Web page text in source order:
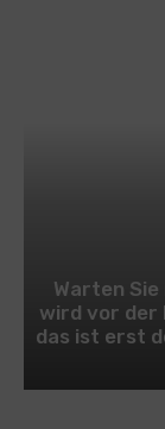
Warten
wird vor der
das ist erst